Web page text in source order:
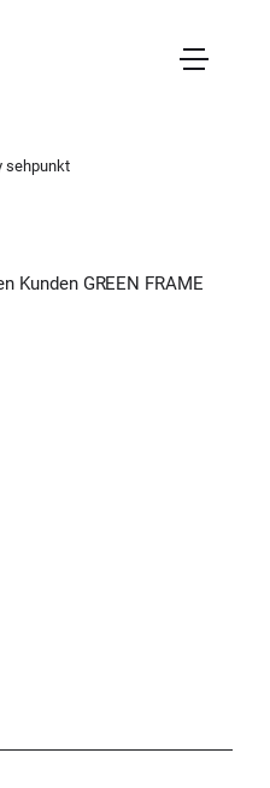
sehpunkt
Kunden GREEN FRAME